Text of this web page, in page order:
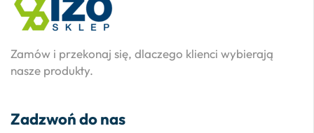
Zamów i przekonaj się, dlaczego klienci wybierają
nasze produkty.
Zadzwoń do nas